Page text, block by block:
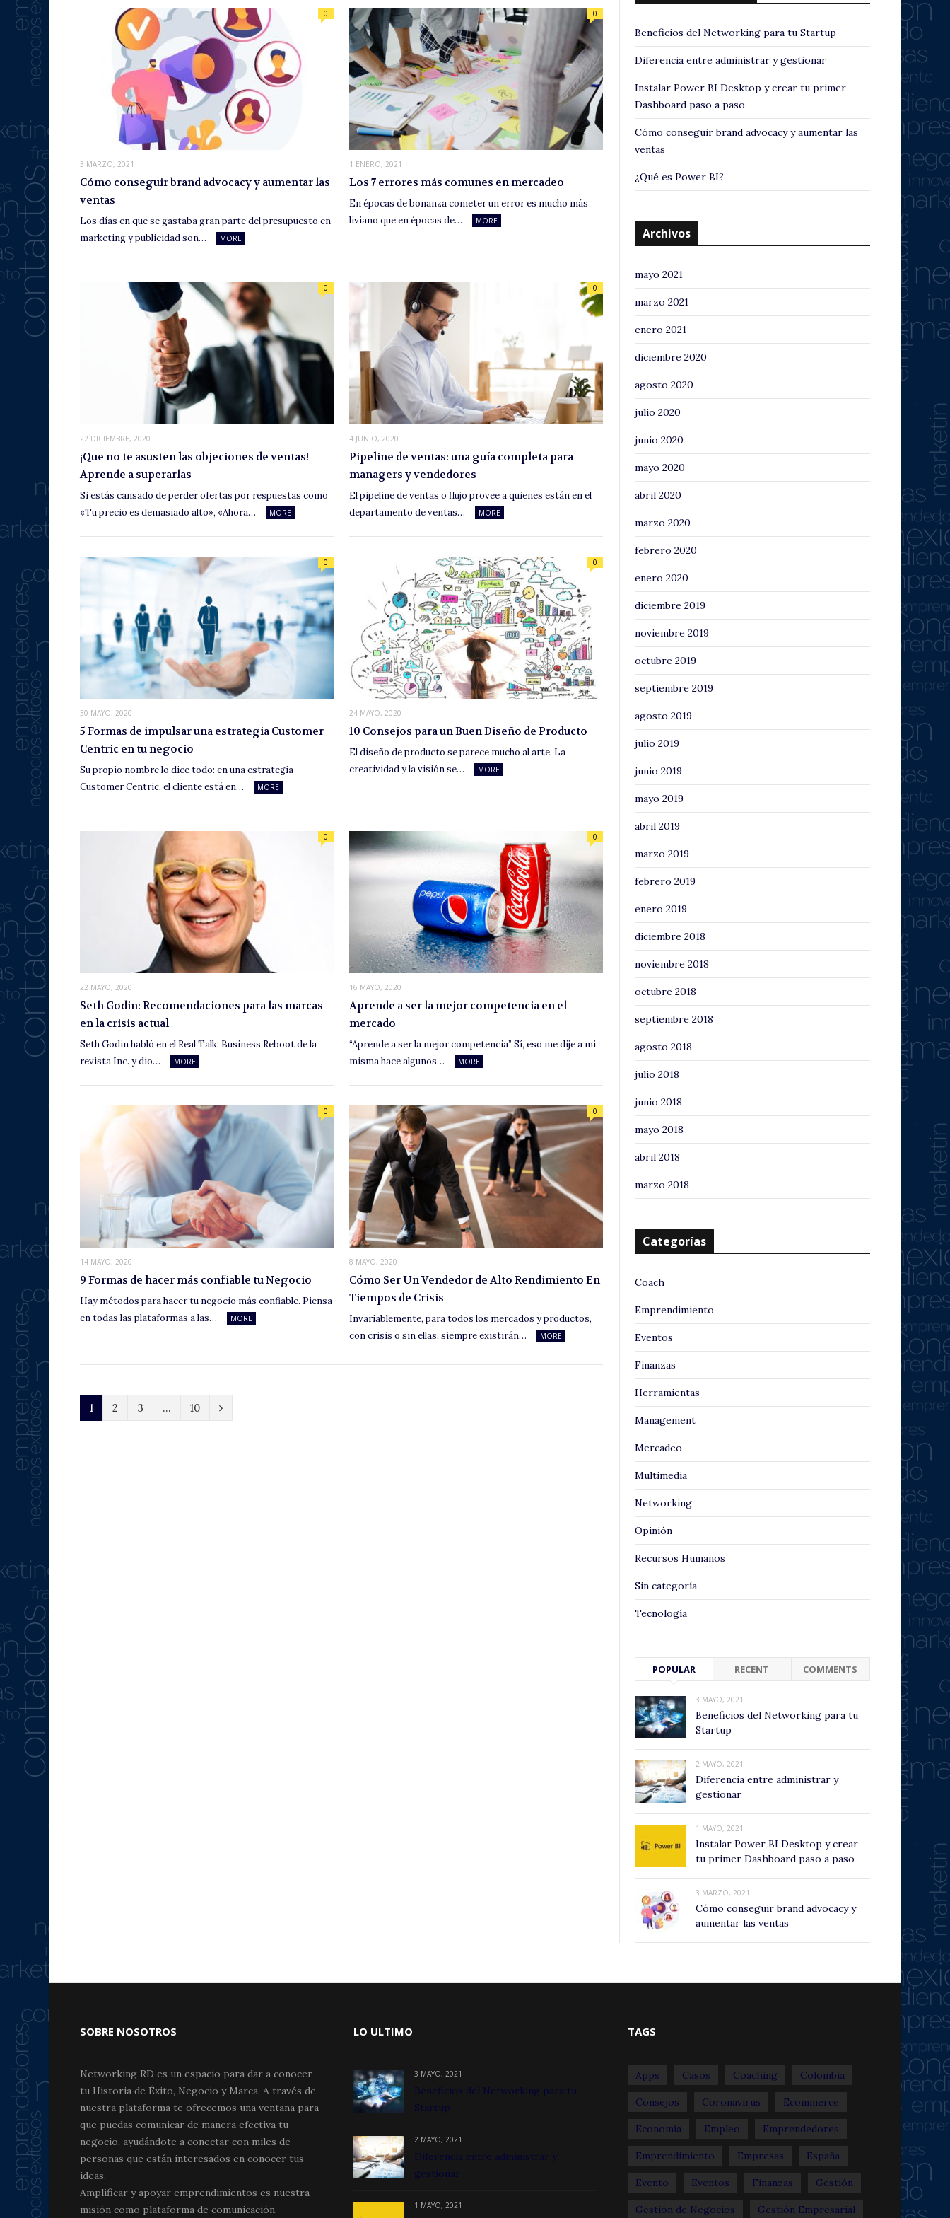
3 MARZO, 2021
0
Cómo conseguir brand advocacy y aumentar las
ventas
Los días en que se gastaba gran parte del presupuesto en
marketing y publicidad son…
MORE
1 ENERO, 2021
0
Los 7 errores más comunes en mercadeo
En épocas de bonanza cometer un error es mucho más
liviano que en épocas de…
MORE
22 DICIEMBRE, 2020
0
¡Que no te asusten las objeciones de ventas!
Aprende a superarlas
Si estás cansado de perder ofertas por respuestas como
«Tu precio es demasiado alto», «Ahora…
MORE
4 JUNIO, 2020
0
Pipeline de ventas: una guía completa para
managers y vendedores
El pipeline de ventas o flujo provee a quienes están en el
departamento de ventas…
MORE
30 MAYO, 2020
0
5 Formas de impulsar una estrategia Customer
Centric en tu negocio
Su propio nombre lo dice todo: en una estrategia
Customer Centric, el cliente está en…
MORE
24 MAYO, 2020
0
10 Consejos para un Buen Diseño de Producto
El diseño de producto se parece mucho al arte. La
creatividad y la visión se…
MORE
22 MAYO, 2020
0
Seth Godin: Recomendaciones para las marcas
en la crisis actual
Seth Godin habló en el Real Talk: Business Reboot de la
revista Inc. y dio…
MORE
16 MAYO, 2020
0
Aprende a ser la mejor competencia en el
mercado
“Aprende a ser la mejor competencia” Sí, eso me dije a mi
misma hace algunos…
MORE
14 MAYO, 2020
0
9 Formas de hacer más confiable tu Negocio
Hay métodos para hacer tu negocio más confiable. Piensa
en todas las plataformas a las…
MORE
8 MAYO, 2020
0
Cómo Ser Un Vendedor de Alto Rendimiento En
Tiempos de Crisis
Invariablemente, para todos los mercados y productos,
con crisis o sin ellas, siempre existirán…
MORE
1 2 3 … 10
N
Beneficios del Networking para tu Startup
Diferencia entre administrar y gestionar
Instalar Power BI Desktop y crear tu primer
Dashboard paso a paso
Cómo conseguir brand advocacy y aumentar las
ventas
¿Qué es Power BI?
Archivos
mayo 2021
marzo 2021
enero 2021
diciembre 2020
agosto 2020
julio 2020
junio 2020
mayo 2020
abril 2020
marzo 2020
febrero 2020
enero 2020
diciembre 2019
noviembre 2019
octubre 2019
septiembre 2019
agosto 2019
julio 2019
junio 2019
mayo 2019
abril 2019
marzo 2019
febrero 2019
enero 2019
diciembre 2018
noviembre 2018
octubre 2018
septiembre 2018
agosto 2018
julio 2018
junio 2018
mayo 2018
abril 2018
marzo 2018
Categorías
Coach
Emprendimiento
Eventos
Finanzas
Herramientas
Management
Mercadeo
Multimedia
Networking
Opinión
Recursos Humanos
Sin categoría
Tecnología
POPULAR RECENT COMMENTS
3 MAYO, 2021
Beneficios del Networking para tu
Startup
2 MAYO, 2021
Diferencia entre administrar y
gestionar
1 MAYO, 2021
Instalar Power BI Desktop y crear
tu primer Dashboard paso a paso
3 MARZO, 2021
Cómo conseguir brand advocacy y
aumentar las ventas
SOBRE NOSOTROS
Networking RD es un espacio para dar a conocer
tu Historia de Éxito, Negocio y Marca. A través de
nuestra plataforma te ofrecemos una ventana para
que puedas comunicar de manera efectiva tu
negocio, ayudándote a conectar con miles de
personas que están interesados en conocer tus
ideas.
Amplificar y apoyar emprendimientos es nuestra
misión como plataforma de comunicación.
LO ULTIMO
3 MAYO, 2021
Beneficios del Networking para tu
Startup
2 MAYO, 2021
Diferencia entre administrar y
gestionar
1 MAYO, 2021
TAGS
Apps Casos Coaching Colombia
Consejos Coronavirus Ecommerce
Economía Empleo Emprendedores
Emprendimiento Empresas España
Evento Eventos Finanzas Gestión
Gestión de Negocios Gestión Empresarial